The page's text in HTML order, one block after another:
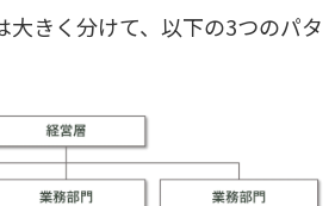
大きく分けて、以下の3つのパタ